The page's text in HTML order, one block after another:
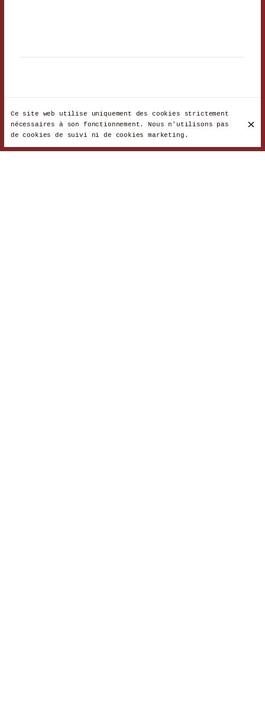
Agneau aux légumes 18 €
Ce site web utilise uniquement des cookies strictement
nécessaires à son fonctionnement. Nous n'utilisons pas
de cookies de suivi ni de cookies marketing.